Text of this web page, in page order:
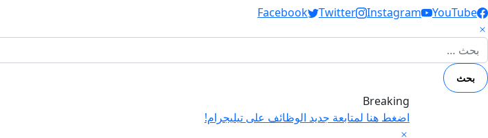
Social Links
Facebook Twitter Instagram YouTube
البحث عن:
Breaking
اضغط هنا لمتابعة جديد الوظائف على تيليجرام!